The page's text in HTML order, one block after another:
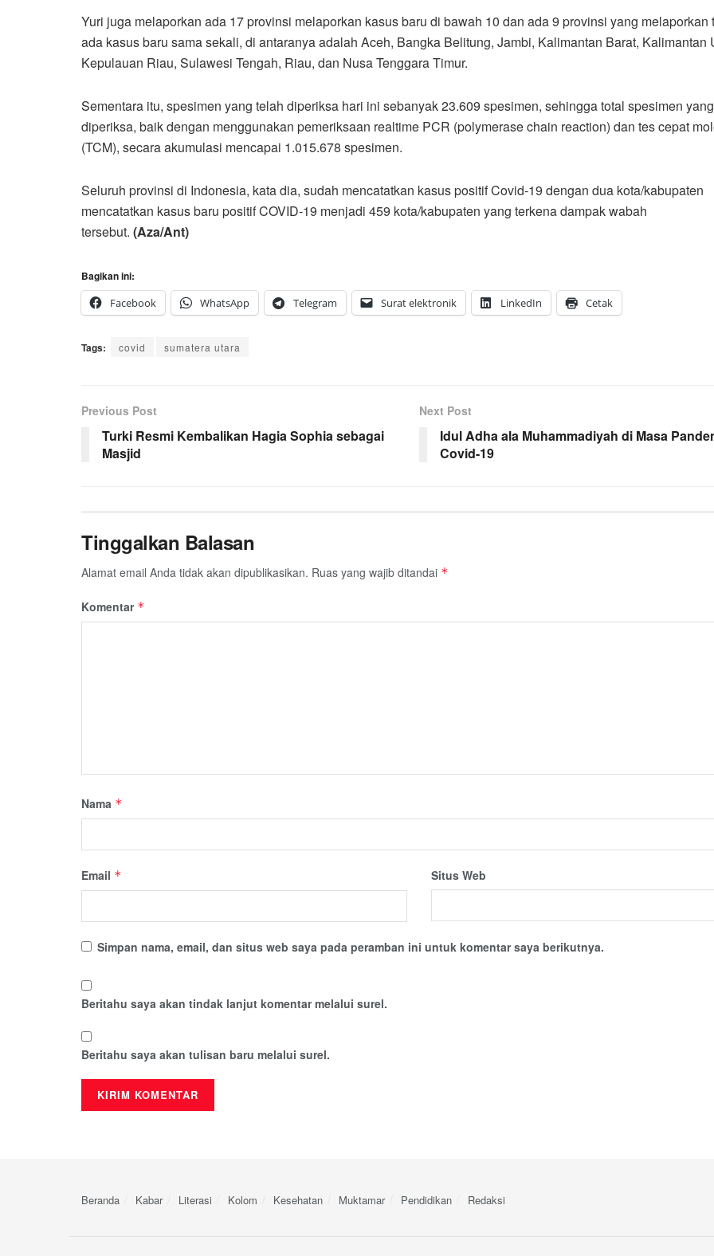
Yuri juga melaporkan ada 17 provinsi melaporkan kasus baru di bawah 10 dan ada 9 provinsi yang melaporkan
ada kasus baru sama sekali, di antaranya adalah Aceh, Bangka Belitung, Jambi, Kalimantan Barat, Kalimantan
Kepulauan Riau, Sulawesi Tengah, Riau, dan Nusa Tenggara Timur.
Sementara itu, spesimen yang telah diperiksa hari ini sebanyak 23.609 spesimen, sehingga total spesimen
diperiksa, baik dengan menggunakan pemeriksaan realtime PCR (polymerase chain reaction) dan tes cepat
(TCM), secara akumulasi mencapai 1.015.678 spesimen.
Seluruh provinsi di Indonesia, kata dia, sudah mencatatkan kasus positif Covid-19 dengan dua kota/kabupaten
mencatatkan kasus baru positif COVID-19 menjadi 459 kota/kabupaten yang terkena dampak wabah
tersebut. (Aza/Ant)
Bagikan ini:
Facebook
WhatsApp Telegram Surat elektronik LinkedIn Cetak
Tags: covid sumatera utara
Previous Post
Turki Resmi Kembalikan Hagia Sophia sebagai
Masjid
Next Post
Idul Adha ala Muhammadiyah di Masa
Covid-19
Tinggalkan Balasan
Alamat email Anda tidak akan dipublikasikan. Ruas yang wajib ditandai *
Komentar *
Nama *
Email * Situs Web
Simpan nama, email, dan situs web saya pada peramban ini untuk komentar saya berikutnya.
Beritahu saya akan tindak lanjut komentar melalui surel.
Beritahu saya akan tulisan baru melalui surel.
Beranda Kabar Literasi Kolom Kesehatan Muktamar Pendidikan Redaksi